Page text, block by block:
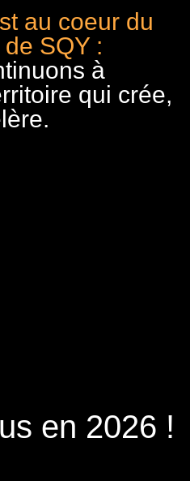
au coeur du
SQY :
à
qui crée,
en 2026 !